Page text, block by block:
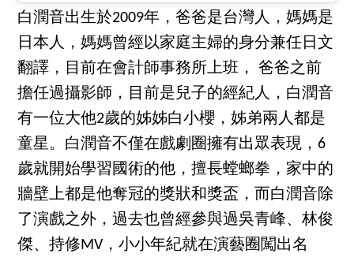
白潤音出生於2009年，爸爸是台灣人，媽媽是
日本人，媽媽曾經以家庭主婦的身分兼任日文
翻譯，目前在會計師事務所上班， 爸爸之前
擔任過攝影師，目前是兒子的經紀人，白潤音
有一位大他2歲的姊姊白小櫻，姊弟兩人都是
童星。白潤音不僅在戲劇圈擁有出眾表現，6
歲就開始學習國術的他，擅長螳螂拳，家中的
牆壁上都是他奪冠的獎狀和獎盃，而白潤音除
了演戲之外，過去也曾經參與過吳青峰、林俊
傑、持修MV，小小年紀就在演藝圈闖出名